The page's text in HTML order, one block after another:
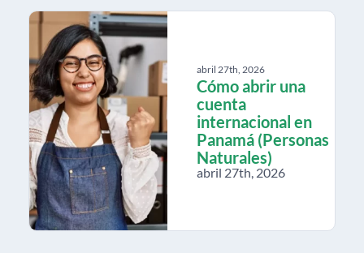
abril 27th, 2026
Cómo abrir una
cuenta
internacional en
Panamá (Personas
Naturales)
abril 27th, 2026